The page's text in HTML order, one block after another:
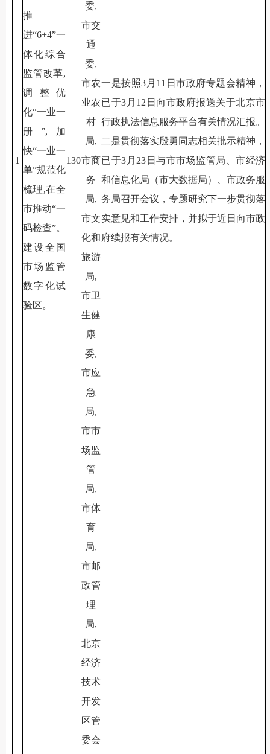
1
推
进“6+4”一
体化综合
监管改革,
调整优
化“一业一
册”,加
快“一业一
单”规范化
梳理,在全
市推动“一
码检查”。
建设全国
市场监管
数字化试
验区。
130
委,
市交
通
委,
市农
业农
村
局,
市商
务
局,
市文
化和
旅游
局,
市卫
生健
康
委,
市应
急
局,
市市
场监
管
局,
市体
育
局,
市邮
政管
理
局,
北京
经济
技术
开发
区管
委会
一是按照3月11日市政府专题会精神，
已于3月12日向市政府报送关于北京市
行政执法信息服务平台有关情况汇报。
二是贯彻落实殷勇同志相关批示精神，
已于3月23日与市市场监管局、市经济
和信息化局（市大数据局）、市政务服
务局召开会议，专题研究下一步贯彻落
实意见和工作安排，并拟于近日向市政
府续报有关情况。